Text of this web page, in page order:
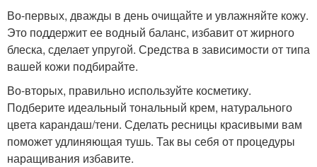
Во-первых, дважды в день очищайте и увлажняйте кожу.
Это поддержит ее водный баланс, избавит от жирного
блеска, сделает упругой. Средства в зависимости от типа
вашей кожи подбирайте.
Во-вторых, правильно используйте косметику.
Подберите идеальный тональный крем, натурального
цвета карандаш/тени. Сделать ресницы красивыми вам
поможет удлиняющая тушь. Так вы себя от процедуры
наращивания избавите.